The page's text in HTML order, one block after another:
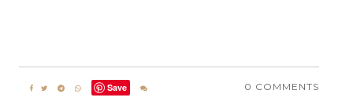
0 COMMENTS
Save